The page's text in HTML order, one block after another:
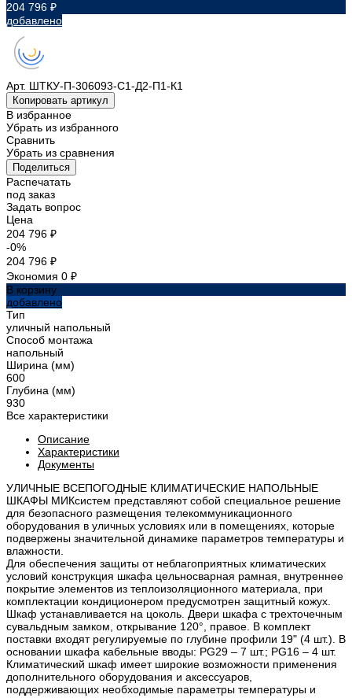
204 796 ₽
добавлено
Арт. ШТКУ-П-306093-С1-Д2-П1-К1
Копировать артикул
В избранное
Убрать из избранного
Сравнить
Убрать из сравнения
Поделиться
Распечатать
под заказ
Задать вопрос
Цена
204 796 ₽
-0%
204 796 ₽
Экономия 0 ₽
В корзину
добавлено
Тип
уличный напольный
Способ монтажа
напольный
Ширина (мм)
600
Глубина (мм)
930
Все характеристики
Описание
Характеристики
Документы
УЛИЧНЫЕ ВСЕПОГОДНЫЕ КЛИМАТИЧЕСКИЕ НАПОЛЬНЫЕ
ШКАФЫ МИКсистем представляют собой специальное решение
для безопасного размещения телекоммуникационного
оборудования в уличных условиях или в помещениях, которые
подвержены значительной динамике параметров температуры и
влажности.
Для обеспечения защиты от неблагоприятных климатических
условий конструкция шкафа цельносварная рамная, внутреннее
покрытие элементов из теплоизоляционного материала, при
комплектации кондиционером предусмотрен защитный кожух.
Шкаф устанавливается на цоколь. Двери шкафа с трехточечным
сувальдным замком, открывание 120°, правое. В комплект
поставки входят регулируемые по глубине профили 19" (4 шт.). В
основании шкафа кабельные вводы: PG29 – 7 шт.; PG16 – 4 шт.
Климатический шкаф имеет широкие возможности применения
дополнительного оборудования и аксессуаров,
поддерживающих необходимые параметры температуры и